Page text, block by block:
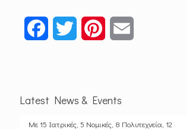
FacebookTwitter Pinterest
Latest News & Events
Με 15 Ιατρικές, 5 Νομικές, 8 Πολυτεχνεία, 12